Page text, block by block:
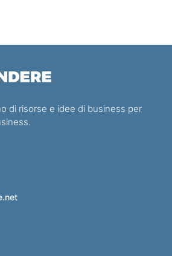
di risorse e idee di business per